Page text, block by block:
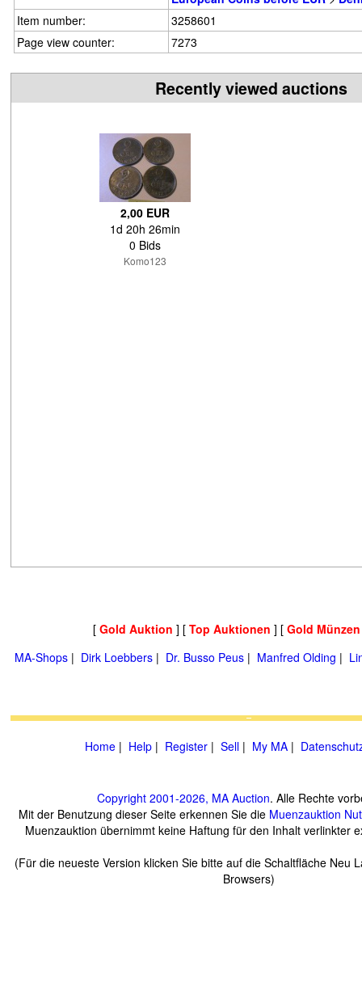
Item number:
3258601
Page view counter:
7273
Recently viewed auctions
2,00 EUR
1d 20h 26min
0 Bids
Komo123
[ Gold Auktion ] [ Top Auktionen ] [ Gold
MA-Shops | Dirk Loebbers | Dr. Busso Peus | Manfred Olding |
Home | Help | Register | Sell | My MA |
Copyright 2001-2026, MA Auction. Alle Rechte
Mit der Benutzung dieser Seite erkennen Sie die Muenzauktion
Muenzauktion übernimmt keine Haftung für den Inhalt verlinkter
(Für die neueste Version klicken Sie bitte auf die Schaltfläche Neu
Browsers)